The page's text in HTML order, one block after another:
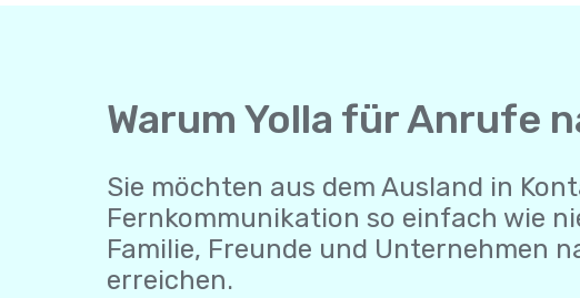
Warum Yolla für Anrufe
Sie möchten aus dem Ausland in
Fernkommunikation so einfach wie
Familie, Freunde und Unternehmen
erreichen.